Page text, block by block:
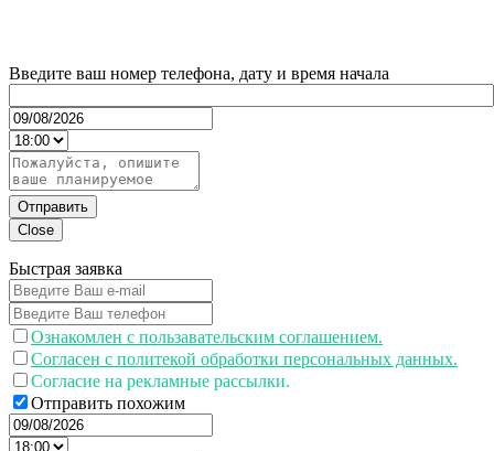
Введите ваш номер телефона, дату и время начала
Отправить
Close
Быстрая заявка
Ознакомлен с пользавательским соглашением.
Согласен с политекой обработки персональных данных.
Согласие на рекламные рассылки.
Отправить похожим